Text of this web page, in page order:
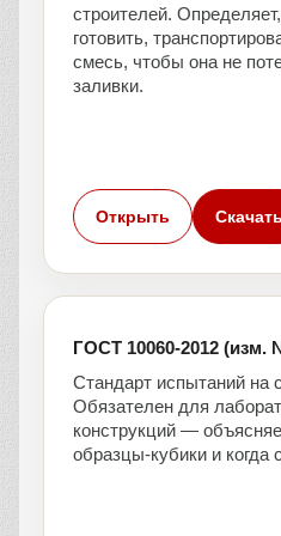
строителей.
готовить,
смесь, чтобы она не
заливки.
Открыть Скачать
ГОСТ 10060-2012 (изм.
Стандарт испытаний на
Обязателен для
конструкций —
образцы-кубики и когда